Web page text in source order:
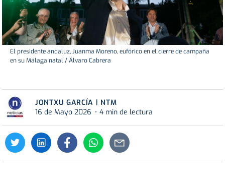
El presidente andaluz, Juanma Moreno, eufórico en el cierre de campaña
en su Málaga natal / Álvaro Cabrera
JONTXU GARCÍA | NTM
16 de Mayo 2026
4 min de lectura